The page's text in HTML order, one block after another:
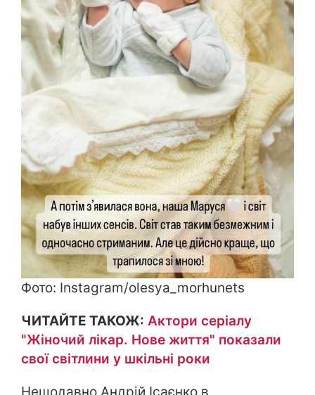
Фото: Instagram/olesya_morhunets
ЧИТАЙТЕ ТАКОЖ: Актори серіалу
"Жіночий лікар. Нове життя" показали
свої світлини у шкільні роки
Нещодавно Андрій Ісаєнко в